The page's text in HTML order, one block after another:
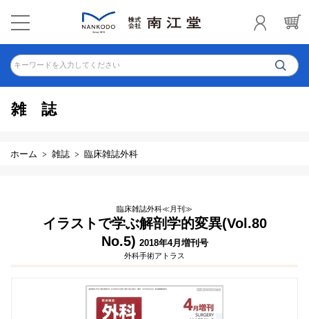
キーワードを入力してください
雑誌
ホーム 雑誌 臨床雑誌外科
臨床雑誌外科≪月刊≫
イラストで学ぶ解剖学的変異(Vol.80
No.5) 2018年4月増刊号
外科手術アトラス